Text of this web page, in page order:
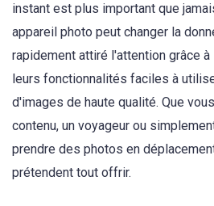
instant est plus important que
appareil photo peut changer la
rapidement attiré l'attention grâce
leurs fonctionnalités faciles à
d'images de haute qualité. Que
contenu, un voyageur ou
prendre des photos en
prétendent tout offrir.